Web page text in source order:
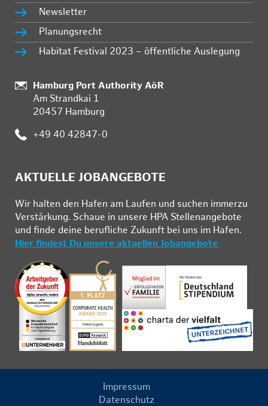
Newsletter
Planungsrecht
Habitat Festival 2023 – öffentliche Auslegung
:
Hamburg Port Authority AöR
Am Strandkai 1
20457 Hamburg
: +49 40 42847-0
AKTUELLE JOBANGEBOTE
Wir hal­ten den Ha­fen am Lau­fen und su­chen im­mer­zu
Ver­stär­kung. Schau­e in un­se­re HPA Stel­len­an­ge­bo­te
und fin­de deine be­ruf­li­che Zu­kunft bei uns im Ha­fen.
Hier findest Du unsere aktuellen Jobangebote
Impressum
Datenschutz